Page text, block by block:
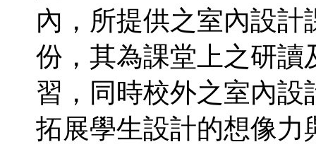
內，所提供之室內設
份，其為課堂上之研讀
習，同時校外之室內
拓展學生設計的想像力